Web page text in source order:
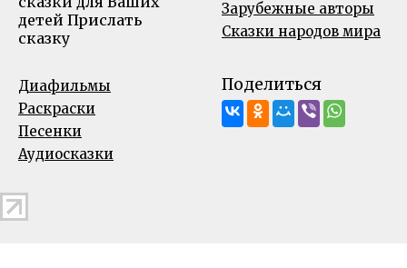
детей Прислать
сказку
Зарубежные авторы
Сказки народов мира
Диафильмы
Раскраски
Песенки
Аудиосказки
Поделиться